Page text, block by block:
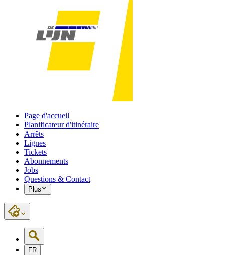
Page d'accueil
Planificateur d'itinéraire
Arrêts
Lignes
Tickets
Abonnements
Jobs
Questions & Contact
Plus
FR